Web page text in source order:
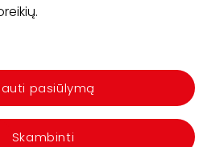
pasiūlymą
Skambinti